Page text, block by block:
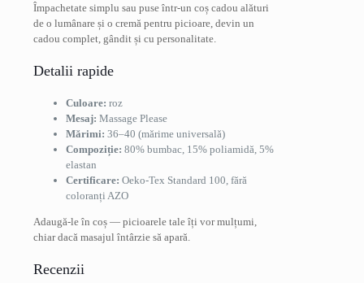
Împachetate simplu sau puse într-un coș cadou alături
de o lumânare și o cremă pentru picioare, devin un
cadou complet, gândit și cu personalitate.
Detalii rapide
Culoare: roz
Mesaj: Massage Please
Mărimi: 36–40 (mărime universală)
Compoziție: 80% bumbac, 15% poliamidă, 5%
elastan
Certificare: Oeko-Tex Standard 100, fără
coloranți AZO
Adaugă-le în coș — picioarele tale îți vor mulțumi,
chiar dacă masajul întârzie să apară.
Recenzii